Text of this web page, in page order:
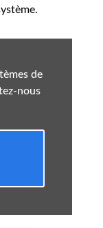
de
nous